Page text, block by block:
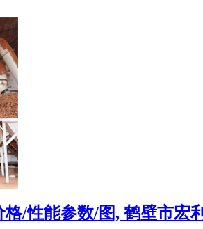
/性能参数/图, 鹤壁市宏